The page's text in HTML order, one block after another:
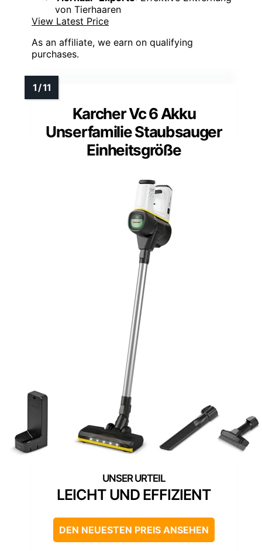
von Tierhaaren
View Latest Price
As an affiliate, we earn on qualifying
purchases.
Karcher Vc 6 Akku
Unserfamilie Staubsauger
Einheitsgröße
LEICHT UND EFFIZIENT
DEN NEUESTEN PREIS ANSEHEN